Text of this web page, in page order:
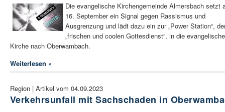
Die evangelische Kirchengemeinde Almersbach setzt
16. September ein Signal gegen Rassismus und
Ausgrenzung und lädt dazu ein zur „Power Station“,
„frischen und coolen Gottesdienst“, in die evangelische
Kirche nach Oberwambach.
Weiterlesen »
Region | Artikel vom 04.09.2023
Verkehrsunfall mit Sachschaden in